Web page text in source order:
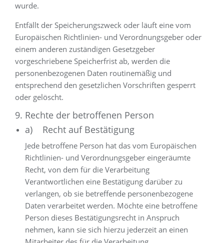
wurde.
Entfällt der Speicherungszweck oder läuft eine vom
Europäischen Richtlinien- und Verordnungsgeber oder
einem anderen zuständigen Gesetzgeber
vorgeschriebene Speicherfrist ab, werden die
personenbezogenen Daten routinemäßig und
entsprechend den gesetzlichen Vorschriften gesperrt
oder gelöscht.
9. Rechte der betroffenen Person
a) Recht auf Bestätigung
Jede betroffene Person hat das vom Europäischen
Richtlinien- und Verordnungsgeber eingeräumte
Recht, von dem für die Verarbeitung
Verantwortlichen eine Bestätigung darüber zu
verlangen, ob sie betreffende personenbezogene
Daten verarbeitet werden. Möchte eine betroffene
Person dieses Bestätigungsrecht in Anspruch
nehmen, kann sie sich hierzu jederzeit an einen